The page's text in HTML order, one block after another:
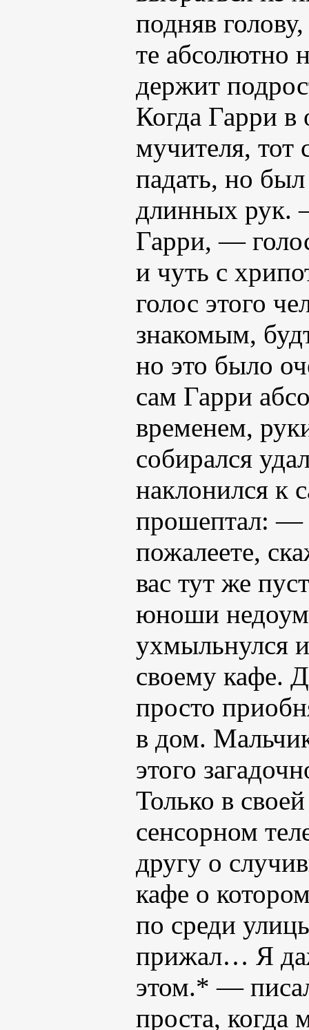
подняв
те абсолютно
держит
Когда Гарри в
мучителя, тот
падать, но
длинных рук.
Гарри, —
и чуть с
голос этого
знакомым,
но это было
сам Гарри
временем,
собирался
наклонился к
прошептал: —
пожалеете,
вас тут же
юноши
ухмыльнулся
своему кафе.
просто
в дом.
этого
Только в
сенсорном
другу о
кафе о
по среди
прижал… Я
этом.* —
проста, когда